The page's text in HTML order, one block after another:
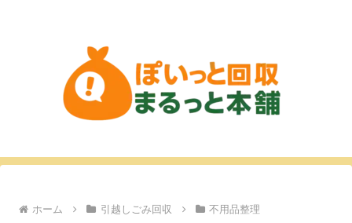
ホーム 引越しごみ回収 不用品整理